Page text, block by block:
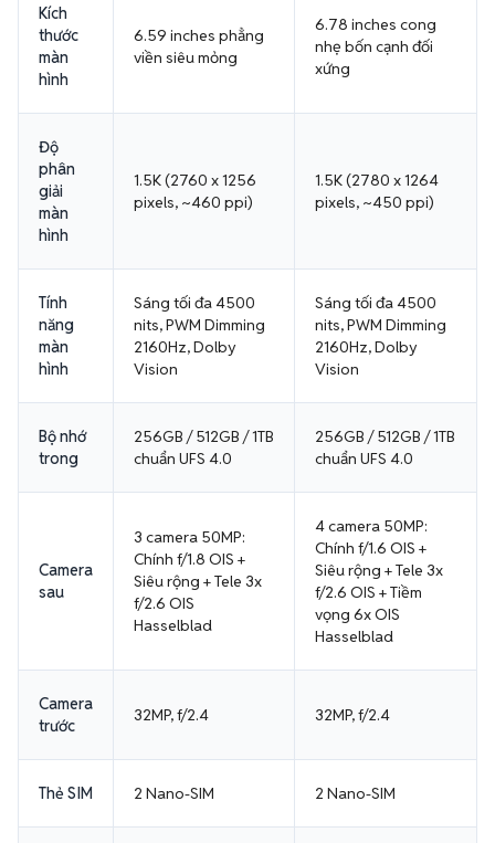
Kích
thước
màn
hình
6.59 inches phẳng
viền siêu mỏng
6.78 inches cong
nhẹ bốn cạnh đối
xứng
Độ
phân
giải
màn
hình
1.5K (2760 x 1256
pixels, ~460 ppi)
1.5K (2780 x 1264
pixels, ~450 ppi)
Tính
năng
màn
hình
Sáng tối đa 4500
nits, PWM Dimming
2160Hz, Dolby
Vision
Sáng tối đa 4500
nits, PWM Dimming
2160Hz, Dolby
Vision
Bộ nhớ
trong
256GB / 512GB / 1TB
chuẩn UFS 4.0
256GB / 512GB / 1TB
chuẩn UFS 4.0
Camera
sau
3 camera 50MP:
Chính f/1.8 OIS +
Siêu rộng + Tele 3x
f/2.6 OIS
Hasselblad
4 camera 50MP:
Chính f/1.6 OIS +
Siêu rộng + Tele 3x
f/2.6 OIS + Tiềm
vọng 6x OIS
Hasselblad
Camera
trước
32MP, f/2.4 32MP, f/2.4
Thẻ SIM 2 Nano-SIM 2 Nano-SIM